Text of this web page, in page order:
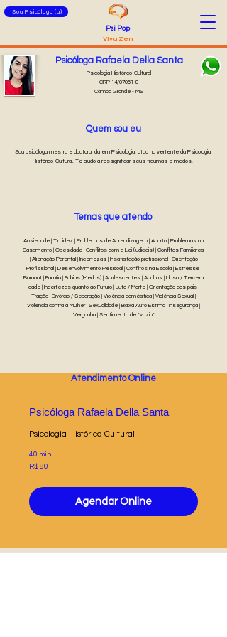
Sou Psicólogo (a)
Psi Pop
Viva Zen
Psicóloga Rafaela Della Santa
CRP 14/07061-8
Campo Grande - MS
Psicologia Histórico-Cultural
Quem sou eu
Sou psicóloga mestra e doutoranda em Psicologia, atuo na vertente da Psicologia
Histórico-Cultural. Te ajudo a ressignificar seus traumas e medos.
Temas que atendo
Ansiedade | Timidez | Problemas de Aprendizagem | Aborto | Problemas no
Casamento | Obesidade | Conflitos com a Lei (judiciais) | Conflitos Familiares
| Alienação Parental | Incertezas | Insatisfação profissional | Orientação
Profissional | Desenvolvimento Pessoal | Conflitos na Escola | Estresse |
Burnout | Família | Fobias (Medos) | Adolescentes | Adultos | Idoso / Terceira
idade | Incertezas quanto ao Futuro | Luto / Morte | Orientação aos pais |
Traição | Divórcio / Separação | Violência doméstica | Violência Sexual |
Violência contra a Mulher | Sexualidade | Baixa Auto Estima | Insegurança |
Vergonha | Sentimento de "vazio"
Psicóloga Rafaela Della Santa
Psicologia Histórico-Cultural
40 min
80
R$ 80
Agendar Online
Atendimento Online